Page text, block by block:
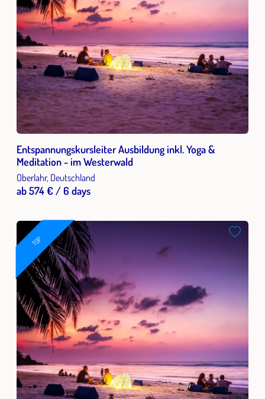
Entspannungskursleiter Ausbildung inkl. Yoga &
Meditation - im Westerwald
Oberlahr, Deutschland
ab 574 € / 6 days
TOP